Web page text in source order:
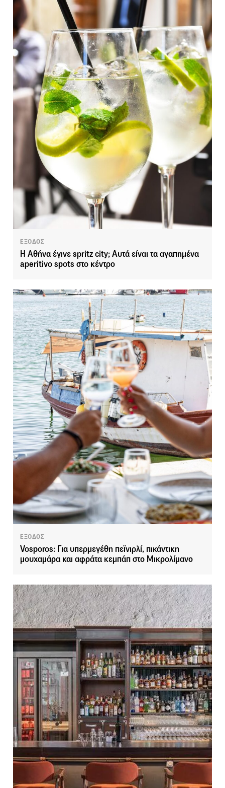
ΕΞΟΔΟΣ
Η Αθήνα έγινε spritz city; Αυτά είναι τα αγαπημένα
aperitivo spots στο κέντρο
ΕΞΟΔΟΣ
Vosporos: Για υπερμεγέθη πεϊνιρλί, πικάντικη
μουχαμάρα και αφράτα κεμπάπ στο Μικρολίμανο